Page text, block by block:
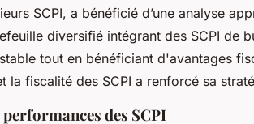
SCPI, a bénéficié d’une analyse
diversifié intégrant des SCPI de
tout en bénéficiant d'avantages
la fiscalité des SCPI a renforcé sa
des SCPI